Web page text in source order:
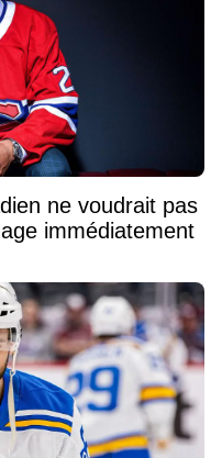
ne voudrait pas
immédiatement